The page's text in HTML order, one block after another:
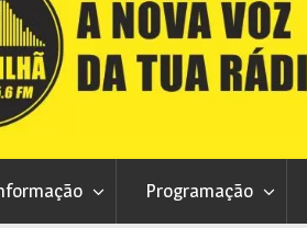
Programação